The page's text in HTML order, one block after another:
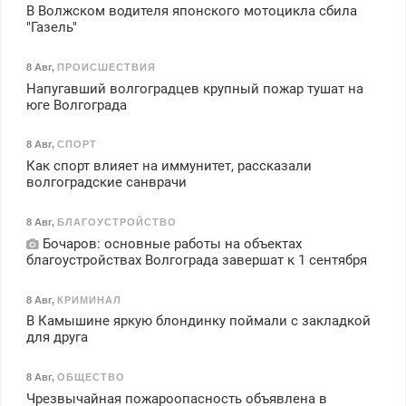
В Волжском водителя японского мотоцикла сбила
"Газель"
8 Авг, ПРОИСШЕСТВИЯ
Напугавший волгоградцев крупный пожар тушат на
юге Волгограда
8 Авг, СПОРТ
Как спорт влияет на иммунитет, рассказали
волгоградские санврачи
8 Авг, БЛАГОУСТРОЙСТВО
Бочаров: основные работы на объектах
благоустройствах Волгограда завершат к 1 сентября
8 Авг, КРИМИНАЛ
В Камышине яркую блондинку поймали с закладкой
для друга
8 Авг, ОБЩЕСТВО
Чрезвычайная пожароопасность объявлена в